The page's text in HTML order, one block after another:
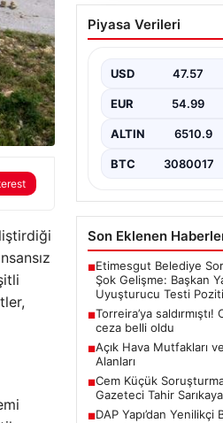
Torreira’ya
kişi için
Piyasa Verileri
USD 47.57
EUR 54.99
ALTIN 6510.9
BTC 3080017
Son Eklenen
■Etimesgut Belediye
Şok Gelişme: Başkan
Uyuşturucu Testi
■Torreira’ya
ceza belli oldu
■Açık Hava Mutfakları
Alanları
■Cem Küçük
Gazeteci Tahir Sarıkaya
■DAP Yapı’dan Yenilikçi